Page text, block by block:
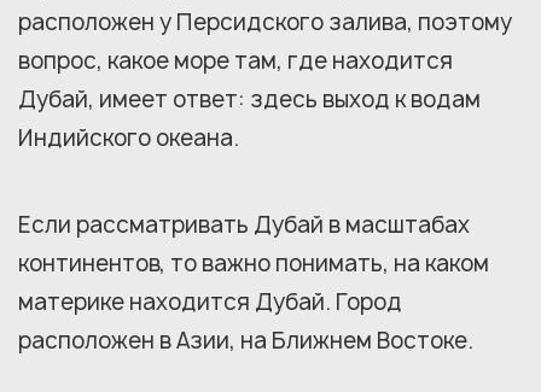
расположен у Персидского залива, поэтому
вопрос, какое море там, где находится
Дубай, имеет ответ: здесь выход к водам
Индийского океана.
Если рассматривать Дубай в масштабах
континентов, то важно понимать, на каком
материке находится Дубай. Город
расположен в Азии, на Ближнем Востоке.